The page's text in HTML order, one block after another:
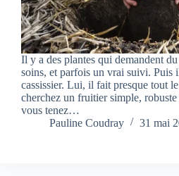
Il y a des plantes qui demandent
soins, et parfois un vrai suivi. Puis
cassissier. Lui, il fait presque tout
cherchez un fruitier simple, robuste
vous tenez…
Pauline Coudray
31 mai